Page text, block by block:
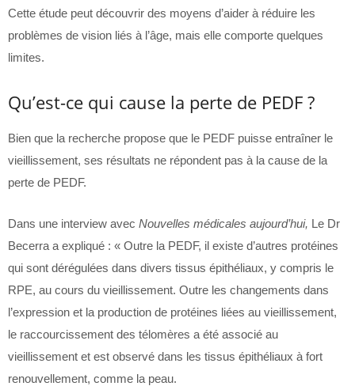
Cette étude peut découvrir des moyens d’aider à réduire les
problèmes de vision liés à l’âge, mais elle comporte quelques
limites.
Qu’est-ce qui cause la perte de PEDF ?
Bien que la recherche propose que le PEDF puisse entraîner le
vieillissement, ses résultats ne répondent pas à la cause de la
perte de PEDF.
Dans une interview avec Nouvelles médicales aujourd’hui, Le Dr
Becerra a expliqué : « Outre la PEDF, il existe d’autres protéines
qui sont dérégulées dans divers tissus épithéliaux, y compris le
RPE, au cours du vieillissement. Outre les changements dans
l’expression et la production de protéines liées au vieillissement,
le raccourcissement des télomères a été associé au
vieillissement et est observé dans les tissus épithéliaux à fort
renouvellement, comme la peau.